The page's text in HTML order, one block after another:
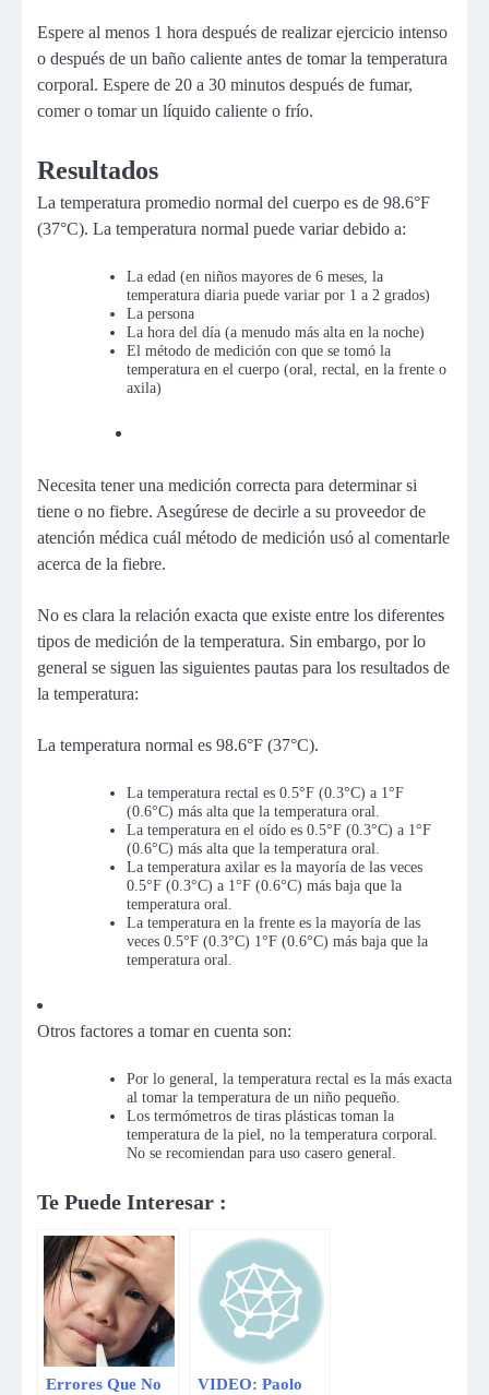
Espere al menos 1 hora después de realizar ejercicio intenso
o después de un baño caliente antes de tomar la temperatura
corporal. Espere de 20 a 30 minutos después de fumar,
comer o tomar un líquido caliente o frío.
Resultados
La temperatura promedio normal del cuerpo es de 98.6°F
(37°C). La temperatura normal puede variar debido a:
La edad (en niños mayores de 6 meses, la
temperatura diaria puede variar por 1 a 2 grados)
La persona
La hora del día (a menudo más alta en la noche)
El método de medición con que se tomó la
temperatura en el cuerpo (oral, rectal, en la frente o
axila)
Necesita tener una medición correcta para determinar si
tiene o no fiebre. Asegúrese de decirle a su proveedor de
atención médica cuál método de medición usó al comentarle
acerca de la fiebre.
No es clara la relación exacta que existe entre los diferentes
tipos de medición de la temperatura. Sin embargo, por lo
general se siguen las siguientes pautas para los resultados de
la temperatura:
La temperatura normal es 98.6°F (37°C).
La temperatura rectal es 0.5°F (0.3°C) a 1°F
(0.6°C) más alta que la temperatura oral.
La temperatura en el oído es 0.5°F (0.3°C) a 1°F
(0.6°C) más alta que la temperatura oral.
La temperatura axilar es la mayoría de las veces
0.5°F (0.3°C) a 1°F (0.6°C) más baja que la
temperatura oral.
La temperatura en la frente es la mayoría de las
veces 0.5°F (0.3°C) 1°F (0.6°C) más baja que la
temperatura oral.
Otros factores a tomar en cuenta son:
Por lo general, la temperatura rectal es la más exacta
al tomar la temperatura de un niño pequeño.
Los termómetros de tiras plásticas toman la
temperatura de la piel, no la temperatura corporal.
No se recomiendan para uso casero general.
Te Puede Interesar :
Errores Que No
VIDEO: Paolo